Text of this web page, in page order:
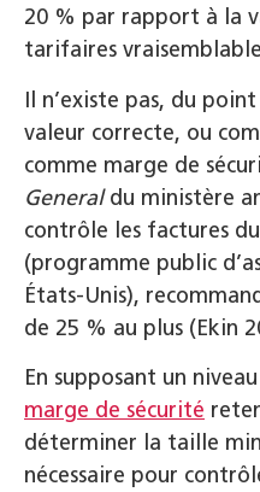
20 % par rapport à la
tarifaires
Il n’existe pas, du
valeur correcte, ou
comme marge de
Generaldu ministère
contrôle les factures
(programme public
États-Unis),
de 25 % au plus (Ekin
En supposant un
marge de sécurité
déterminer la taille
nécessaire pour